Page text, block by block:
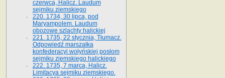
czerwca, Halicz. Laudum
sejmiku ziemskiego
220. 1734, 30 lipca, pod
Maryampolem. Laudum
obozowe szlachty halickiej
221. 1735, 22 stycznia, Tłumacz.
Odpowiedź marszałka
konfederacyi wołyńskiej posłom
sejmiku ziemskiego halickiego
222. 1735, 7 marca, Halicz.
Limitacya sejmiku ziemskiego.